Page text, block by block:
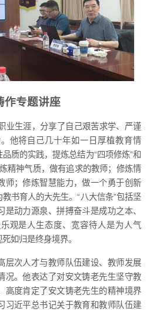
作专题讲座
业生涯，分享了自己艰苦求学、严谨
他将自己几十年如一日厚植教育情
质的实践，提炼总结为“四项修炼”和
精神气质，做有追求的教师；修炼情
师；修炼智慧能力，做一个勇于创新
书育人的大先生。“八大信条”包括坚
动力源泉、拼搏奋斗是成功之本、
观是人生态度、宽容待人是为人气
如归是终身境界。
层次人才与教师队伍建设、教师发展
况。他表达了对安文铸老先生坚守教
高度肯定了安文铸老先生的精神境界
习近平总书记关于教育和教师队伍建